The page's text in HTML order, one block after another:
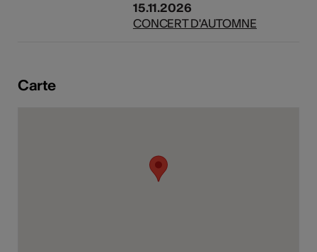
15.11.2026
CONCERT D'AUTOMNE
Carte